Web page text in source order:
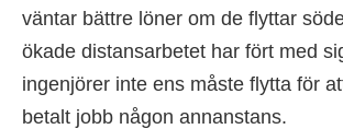
väntar bättre löner om de flyttar
ökade distansarbetet har fört med
ingenjörer inte ens måste flytta för
betalt jobb någon annanstans.